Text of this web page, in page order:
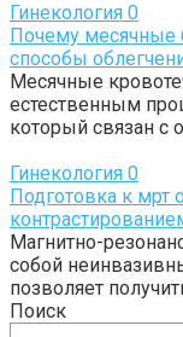
Гинекология 0
Почему
способы
Месячные
естественным
который связан с
Гинекология 0
Подготовка к мрт
Магнитно-
собой
позволяет
Поиск